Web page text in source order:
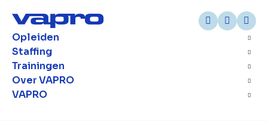
Opleiden
Staffing
Trainingen
Over VAPRO
VAPRO